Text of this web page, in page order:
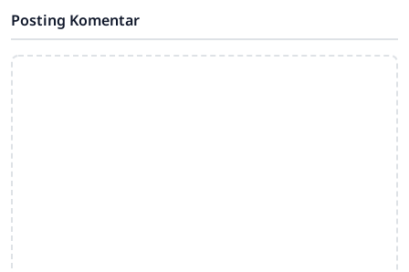
Posting Komentar